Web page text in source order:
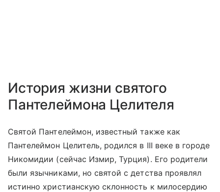
История жизни святого
Пантелеймона Целителя
Святой Пантелеймон, известный также как
Пантелеймон Целитель, родился в III веке в городе
Никомидии (сейчас Измир, Турция). Его родители
были язычниками, но святой с детства проявлял
истинно христианскую склонность к милосердию